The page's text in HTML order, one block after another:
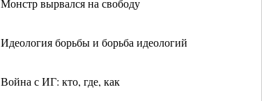
Монстр вырвался на свободу
Идеология борьбы и борьба идеологий
Война с ИГ: кто, где, как